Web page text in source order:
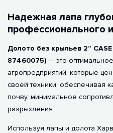
Надежная лапа
профессионального
Долото без крыльев 2” CASE
87460075) — это
агропредприятий, которые
своей техники, обеспечивая
почву, минимальное
разрыхления.
Используя лапы и долота